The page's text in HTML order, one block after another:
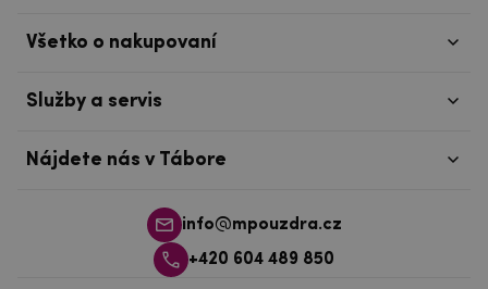
+420 604 489 850